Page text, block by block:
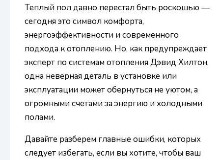
Теплый пол давно перестал быть роскошью —
сегодня это символ комфорта,
энергоэффективности и современного
подхода к отоплению. Но, как предупреждает
эксперт по системам отопления Дэвид Хилтон,
одна неверная деталь в установке или
эксплуатации может обернуться не уютом, а
огромными счетами за энергию и холодными
полами.
Давайте разберем главные ошибки, которых
следует избегать, если вы хотите, чтобы ваш